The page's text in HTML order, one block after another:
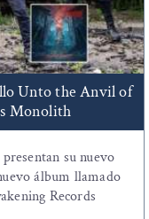
Unto the Anvil of
Monolith
su nuevo
álbum llamado
Records